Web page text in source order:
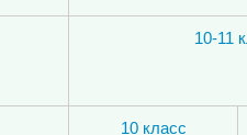
10-11
10 класс